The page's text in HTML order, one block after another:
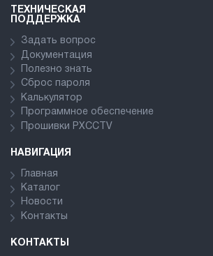
ТЕХНИЧЕСКАЯ
ПОДДЕРЖКА
Задать вопрос
Документация
Полезно знать
Сброс пароля
Калькулятор
Программное обеспечение
Прошивки PXCCTV
НАВИГАЦИЯ
Главная
Каталог
Новости
Контакты
КОНТАКТЫ